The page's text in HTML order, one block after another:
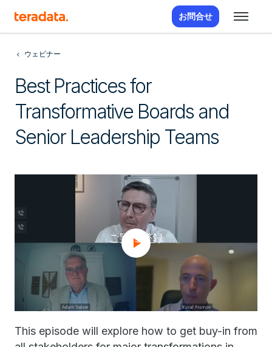
お問合せ
ウェビナー
Best Practices for
Transformative Boards and
Senior Leadership Teams
ご覧に登録
This episode will explore how to get buy-in from